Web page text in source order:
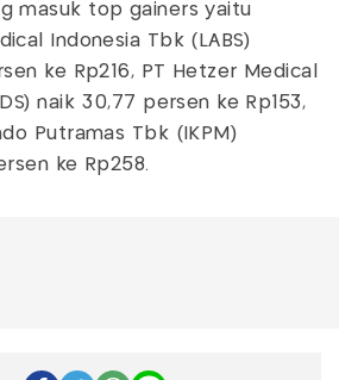
masuk top gainers yaitu
Indonesia Tbk (LABS)
ke Rp216, PT Hetzer Medical
naik 30,77 persen ke Rp153,
Putramas Tbk (IKPM)
ke Rp258.